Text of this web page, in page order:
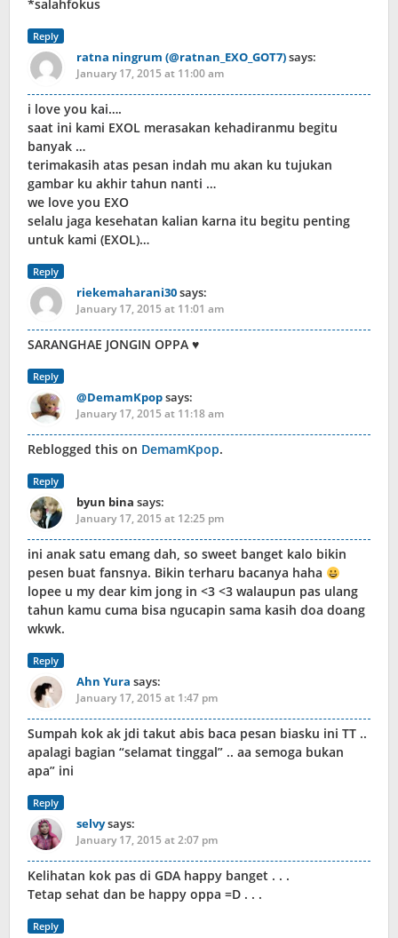
*salahfokus
Reply
ratna ningrum (@ratnan_EXO_GOT7)says:
January 17, 2015 at 11:00 am
i love you kai….
saat ini kami EXOL merasakan kehadiranmu begitu
banyak …
terimakasih atas pesan indah mu akan ku tujukan
gambar ku akhir tahun nanti …
we love you EXO
selalu jaga kesehatan kalian karna itu begitu penting
untuk kami (EXOL)…
Reply
riekemaharani30says:
January 17, 2015 at 11:01 am
SARANGHAE JONGIN OPPA ♥
Reply
@DemamKpopsays:
January 17, 2015 at 11:18 am
Reblogged this on DemamKpop.
Reply
byun bina says:
January 17, 2015 at 12:25 pm
ini anak satu emang dah, so sweet banget kalo bikin
pesen buat fansnya. Bikin terharu bacanya haha
lopee u my dear kim jong in <3 <3 walaupun pas ulang
tahun kamu cuma bisa ngucapin sama kasih doa doang
wkwk.
Reply
Ahn Yura says:
January 17, 2015 at 1:47 pm
Sumpah kok ak jdi takut abis baca pesan biasku ini TT ..
apalagi bagian “selamat tinggal” .. aa semoga bukan
apa” ini
Reply
selvysays:
January 17, 2015 at 2:07 pm
Kelihatan kok pas di GDA happy banget . . .
Tetap sehat dan be happy oppa =D . . .
Reply